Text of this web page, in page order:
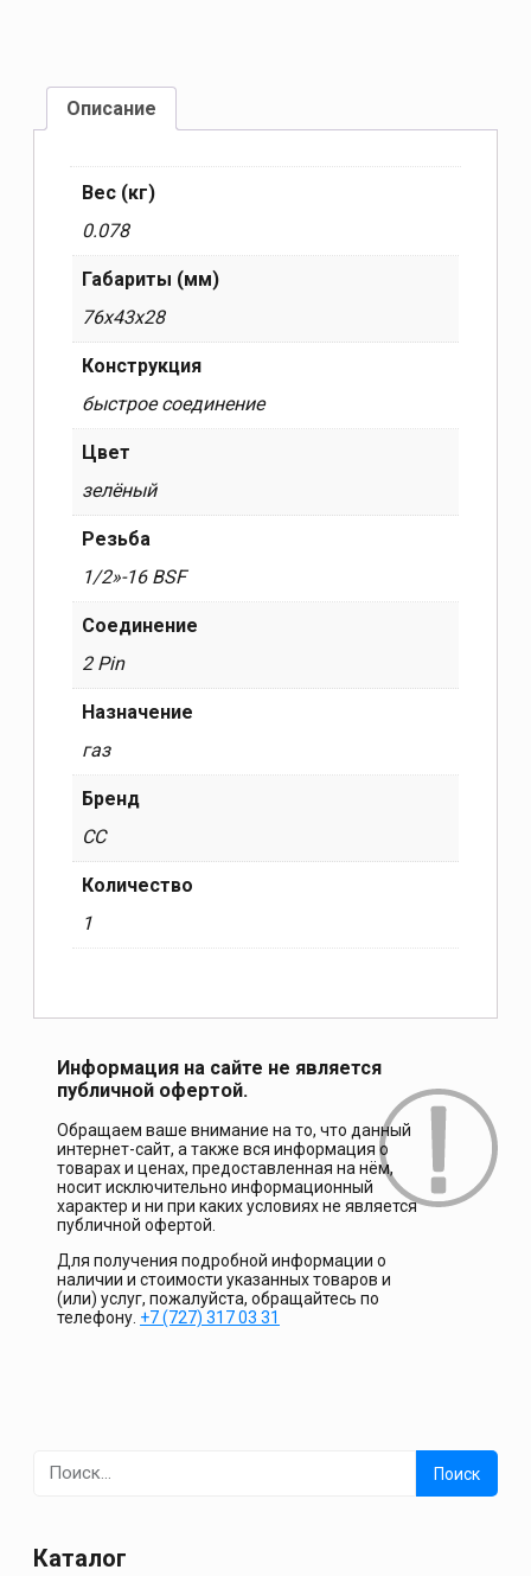
Описание
Вес (кг)
0.078
Габариты (мм)
76x43x28
Конструкция
быстрое соединение
Цвет
зелёный
Резьба
1/2»-16 BSF
Соединение
2 Pin
Назначение
газ
Бренд
CC
Количество
1
Информация на сайте не является
публичной офертой.
Обращаем ваше внимание на то, что данный
интернет-сайт, а также вся информация о
товарах и ценах, предоставленная на нём,
носит исключительно информационный
характер и ни при каких условиях не является
публичной офертой.
Для получения подробной информации о
наличии и стоимости указанных товаров и
(или) услуг, пожалуйста, обращайтесь по
телефону. +7 (727) 317 03 31
Найти:
Каталог